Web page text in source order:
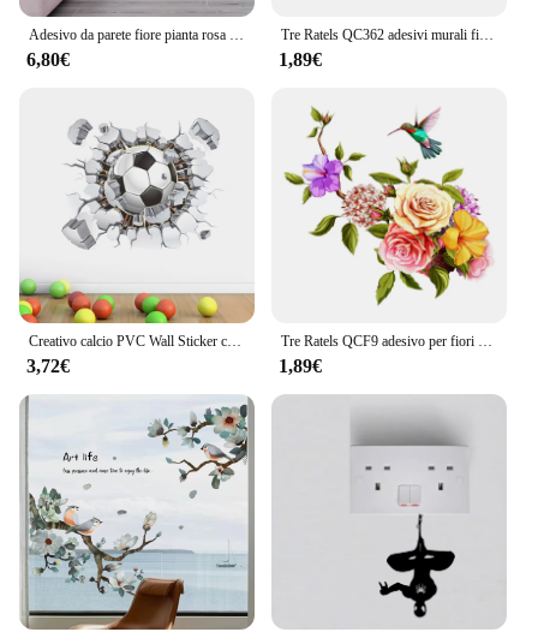
Adesivo da parete fiore pianta rosa sfondo parete soggiorno decorazione della stanza adesivo da parete adesivo da parete autoadesivo
6,80€
Tre Ratels QC362 adesivi murali fiori colorati dipinti decorazioni per camerette decorazioni per camera da letto per bagno
1,89€
Creativo calcio PVC Wall Sticker calcio nome personalizzato decalcomanie da parete per bambini ragazzi camera murale camera da letto Decor Poster Art
3,72€
Tre Ratels QCF9 adesivo per fiori e uccelli vinile adesivo in PVC per camera da letto camera da letto porta finestra frigorifero cucina
1,89€